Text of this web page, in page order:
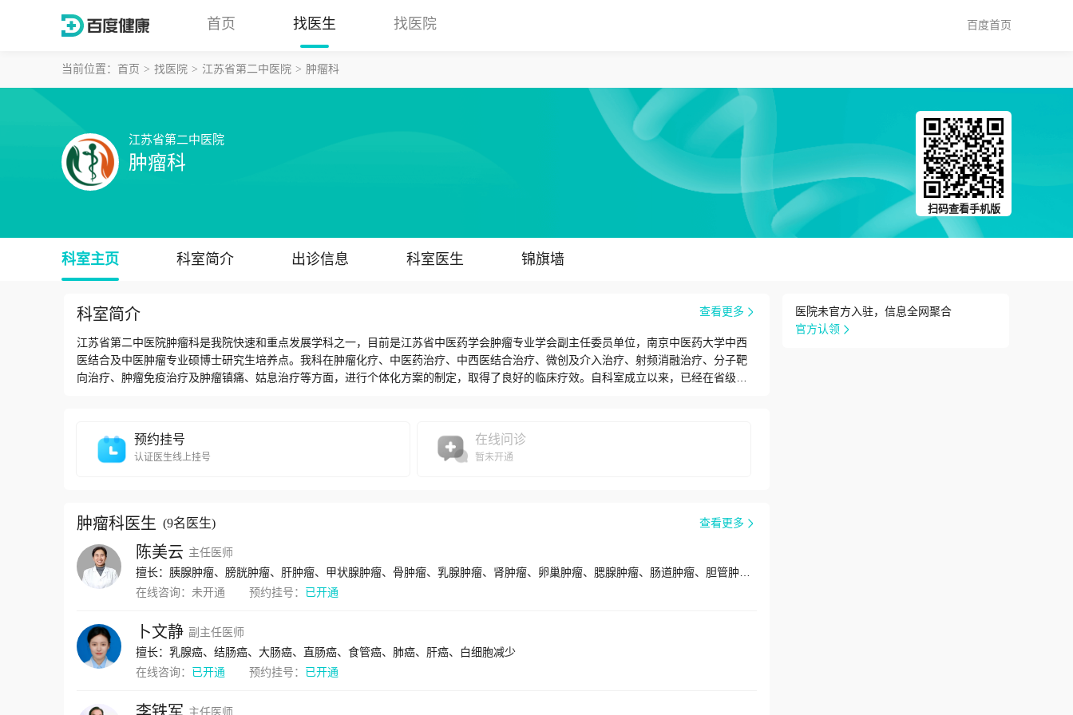
首页 找医生 找医院 百度首页
当前位置： 首页 找医院 江苏省第二中医院 肿瘤科
江苏省第二中医院
肿瘤科
扫码查看手机版
科室主页 科室简介 出诊信息 科室医生 锦旗墙
科室简介 查看更多
江苏省第二中医院肿瘤科是我院快速和重点发展学科之一，目前是江苏省中医药学会肿瘤专业学会副主任委员单位，南京中医药大学中西
医结合及中医肿瘤专业硕博士研究生培养点。我科在肿瘤化疗、中医药治疗、中西医结合治疗、微创及介入治疗、射频消融治疗、分子靶
向治疗、肿瘤免疫治疗及肿瘤镇痛、姑息治疗等方面，进行个体化方案的制定，取得了良好的临床疗效。自科室成立以来，已经在省级以
级继续教育项目，已完成10余名硕博士研究生的培养工作，并认真进行住院医师规范化培训和本科生的带教工作，在医教研方面均成绩明
显。肿瘤科目前开设病房及门诊，肿瘤会诊中心。目前科室除开展传统肿瘤化疗，已全面开展肝、肺、肾、盆腔等部位肿瘤介入术及肿瘤
射频消融术，分子靶向治疗，免疫治疗，静脉输液港植入术及中医、中西医结合治疗，完善肿瘤治疗各项环节，实现一站式肿瘤多学科综
疗：1.各种实体瘤的标准化、个体化的化疗、靶向治疗、免疫治疗；2.恶性胸腹水及心包积液治疗；3.癌性疼痛治疗；4.介入治疗及射频消
导下肺、肝、肾等脏器以及淋巴结的穿刺活检技术；8.肿瘤综合全面的康复治疗。
预约挂号
认证医生线上挂号
在线问诊
暂未开通
肿瘤科医生 (9名医生) 查看更多
陈美云 主任医师
在线咨询： 未开通 预约挂号： 已开通
卜文静 副主任医师
擅长：乳腺癌、结肠癌、大肠癌、直肠癌、食管癌、肺癌、肝癌、白细胞减少
在线咨询： 已开通 预约挂号： 已开通
主任医师
医院未官方入驻，信息全网聚合
官方认领